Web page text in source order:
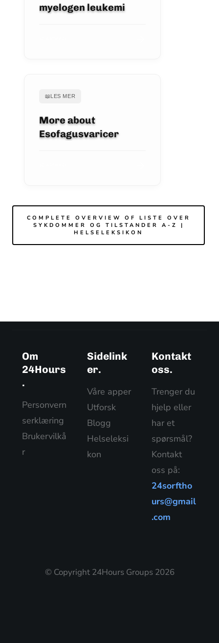
myelogen leukemi
📖LES MER
More about
Esofagusvaricer
COMPLETE OVERVIEW OF LISTE OVER
SYKDOMMER OG TILSTANDER A-Z |
HELSELEKSIKON
Om
24Hours
.
Personvern
serklæring
Brukervilkå
r
Sidelink
er.
Våre apper
Utforsk
Blogg
Helseleksi
kon
Kontakt
oss.
Trenger du
hjelp eller
har et
spørsmål?
Kontakt
oss på:
24sorftho
urs@gmail
.com
© Copyright 24Hours Groups 2026